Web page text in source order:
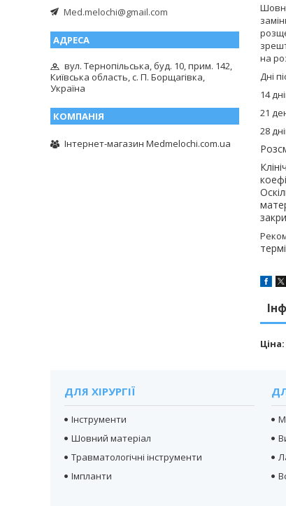
на
Дні
Ціна:
Med.melochi@gmail.com
вул. Тернопільська, буд. 10, прим. 142,
Київська область, с. П. Борщагівка,
Україна
Інтернет-магазин Medmelochi.com.ua
ДЛЯ ХІРУРГІЇ
Інструменти
Шовний матеріал
Травматологічні інструменти
Імпланти